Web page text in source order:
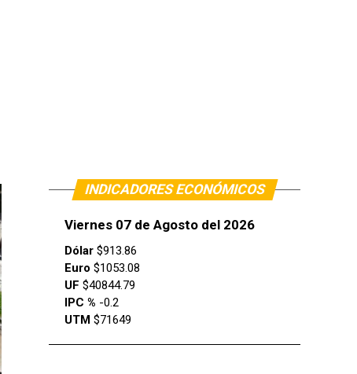
INDICADORES ECONÓMICOS
Viernes 07 de Agosto del 2026
Dólar $913.86
Euro $1053.08
UF $40844.79
IPC % -0.2
UTM $71649